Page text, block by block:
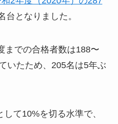
台となりました。
までの合格者数は188〜
いたため、205名は5年ぶ
て10%を切る水準で、